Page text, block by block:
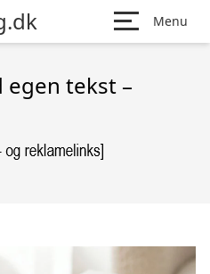
Menu
egen tekst –